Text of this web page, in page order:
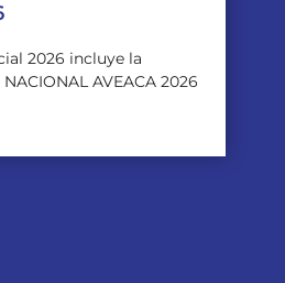
2026 incluye la
AVEACA 2026